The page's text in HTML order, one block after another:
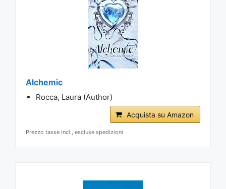
Alchemic
Rocca, Laura (Author)
Acquista su Amazon
Prezzo tasse incl., escluse spedizioni